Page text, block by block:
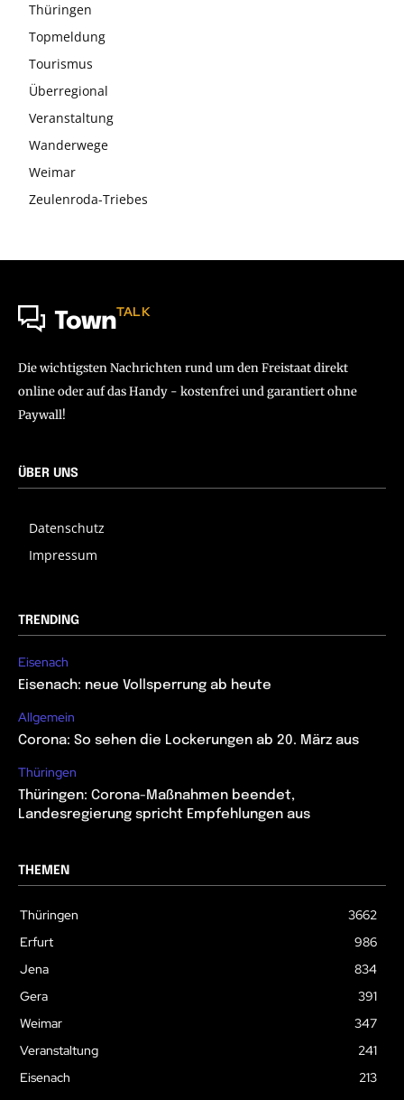
Thüringen
Topmeldung
Tourismus
Überregional
Veranstaltung
Wanderwege
Weimar
Zeulenroda-Triebes
TownTALK
Die wichtigsten Nachrichten rund um den Freistaat direkt
online oder auf das Handy - kostenfrei und garantiert ohne
Paywall!
ÜBER UNS
Datenschutz
Impressum
TRENDING
Eisenach
Eisenach: neue Vollsperrung ab heute
Allgemein
Corona: So sehen die Lockerungen ab 20. März aus
Thüringen
Thüringen: Corona-Maßnahmen beendet,
Landesregierung spricht Empfehlungen aus
THEMEN
Thüringen
3662
Erfurt
986
Jena
834
Gera
391
Weimar
347
Veranstaltung
241
Eisenach
213